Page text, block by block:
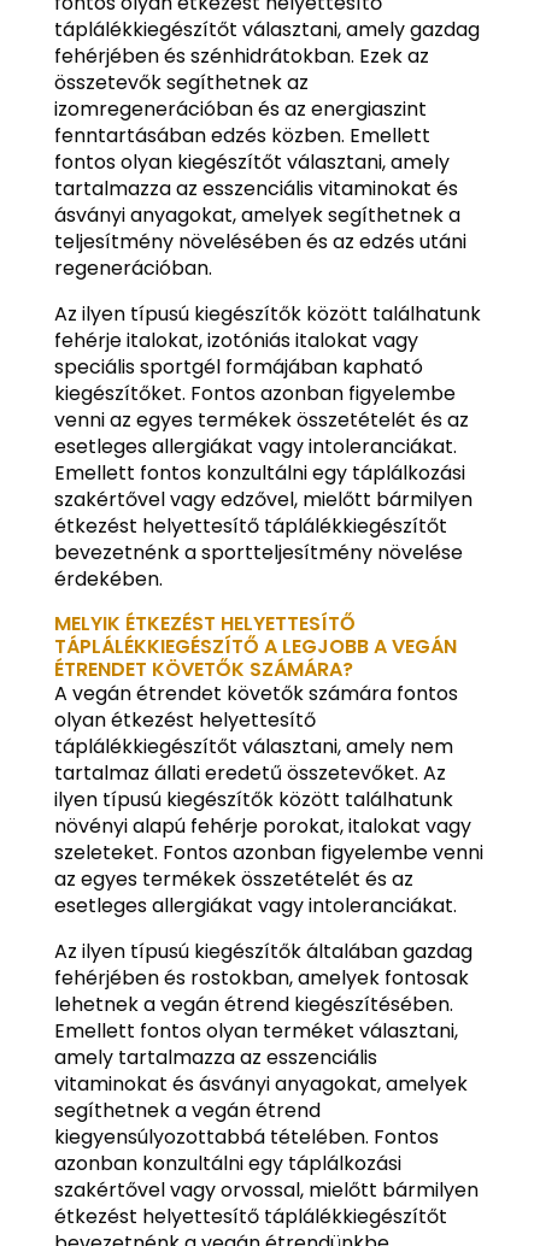
táplálékkiegészítőt választani, amely gazdag
fehérjében és szénhidrátokban. Ezek az
összetevők segíthetnek az
izomregenerációban és az energiaszint
fenntartásában edzés közben. Emellett
fontos olyan kiegészítőt választani, amely
tartalmazza az esszenciális vitaminokat és
ásványi anyagokat, amelyek segíthetnek a
teljesítmény növelésében és az edzés utáni
regenerációban.
Az ilyen típusú kiegészítők között találhatunk
fehérje italokat, izotóniás italokat vagy
speciális sportgél formájában kapható
kiegészítőket. Fontos azonban figyelembe
venni az egyes termékek összetételét és az
esetleges allergiákat vagy intoleranciákat.
Emellett fontos konzultálni egy táplálkozási
szakértővel vagy edzővel, mielőtt bármilyen
étkezést helyettesítő táplálékkiegészítőt
bevezetnénk a sportteljesítmény növelése
érdekében.
MELYIK ÉTKEZÉST HELYETTESÍTŐ
TÁPLÁLÉKKIEGÉSZÍTŐ A LEGJOBB A VEGÁN
ÉTRENDET KÖVETŐK SZÁMÁRA?
A vegán étrendet követők számára fontos
olyan étkezést helyettesítő
táplálékkiegészítőt választani, amely nem
tartalmaz állati eredetű összetevőket. Az
ilyen típusú kiegészítők között találhatunk
növényi alapú fehérje porokat, italokat vagy
szeleteket. Fontos azonban figyelembe venni
az egyes termékek összetételét és az
esetleges allergiákat vagy intoleranciákat.
Az ilyen típusú kiegészítők általában gazdag
fehérjében és rostokban, amelyek fontosak
lehetnek a vegán étrend kiegészítésében.
Emellett fontos olyan terméket választani,
amely tartalmazza az esszenciális
vitaminokat és ásványi anyagokat, amelyek
segíthetnek a vegán étrend
kiegyensúlyozottabbá tételében. Fontos
azonban konzultálni egy táplálkozási
szakértővel vagy orvossal, mielőtt bármilyen
étkezést helyettesítő táplálékkiegészítőt